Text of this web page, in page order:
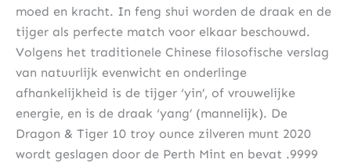
moed en kracht. In feng shui worden de draak en de
tijger als perfecte match voor elkaar beschouwd.
Volgens het traditionele Chinese filosofische verslag
van natuurlijk evenwicht en onderlinge
afhankelijkheid is de tijger ‘yin’, of vrouwelijke
energie, en is de draak ‘yang’ (mannelijk). De
Dragon & Tiger 10 troy ounce zilveren munt 2020
wordt geslagen door de Perth Mint en bevat .9999